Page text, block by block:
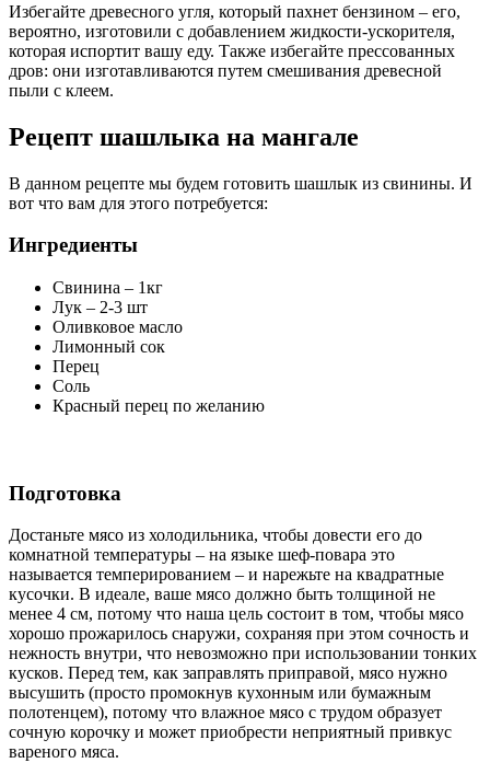
Избегайте древесного угля, который пахнет бензином – его,
вероятно, изготовили с добавлением жидкости-ускорителя,
которая испортит вашу еду. Также избегайте прессованных
дров: они изготавливаются путем смешивания древесной
пыли с клеем.
Рецепт шашлыка на мангале
В данном рецепте мы будем готовить шашлык из свинины. И
вот что вам для этого потребуется:
Ингредиенты
Свинина – 1кг
Лук – 2-3 шт
Оливковое масло
Лимонный сок
Перец
Соль
Красный перец по желанию
Подготовка
Достаньте мясо из холодильника, чтобы довести его до
комнатной температуры – на языке шеф-повара это
называется темперированием – и нарежьте на квадратные
кусочки. В идеале, ваше мясо должно быть толщиной не
менее 4 см, потому что наша цель состоит в том, чтобы мясо
хорошо прожарилось снаружи, сохраняя при этом сочность и
нежность внутри, что невозможно при использовании тонких
кусков. Перед тем, как заправлять приправой, мясо нужно
высушить (просто промокнув кухонным или бумажным
полотенцем), потому что влажное мясо с трудом образует
сочную корочку и может приобрести неприятный привкус
вареного мяса.